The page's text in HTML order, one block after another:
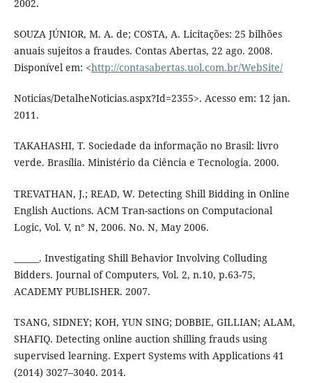
2002.
SOUZA JÚNIOR, M. A. de; COSTA, A. Licitações: 25 bilhões
anuais sujeitos a fraudes. Contas Abertas, 22 ago. 2008.
Disponível em: <http://contasabertas.uol.com.br/WebSite/
Noticias/DetalheNoticias.aspx?Id=2355>. Acesso em: 12 jan.
2011.
TAKAHASHI, T. Sociedade da informação no Brasil: livro
verde. Brasília. Ministério da Ciência e Tecnologia. 2000.
TREVATHAN, J.; READ, W. Detecting Shill Bidding in Online
English Auctions. ACM Tran-sactions on Computacional
Logic, Vol. V, n° N, 2006. No. N, May 2006.
______. Investigating Shill Behavior Involving Colluding
Bidders. Journal of Computers, Vol. 2, n.10, p.63-75,
ACADEMY PUBLISHER. 2007.
TSANG, SIDNEY; KOH, YUN SING; DOBBIE, GILLIAN; ALAM,
SHAFIQ. Detecting online auction shilling frauds using
supervised learning. Expert Systems with Applications 41
(2014) 3027–3040. 2014.